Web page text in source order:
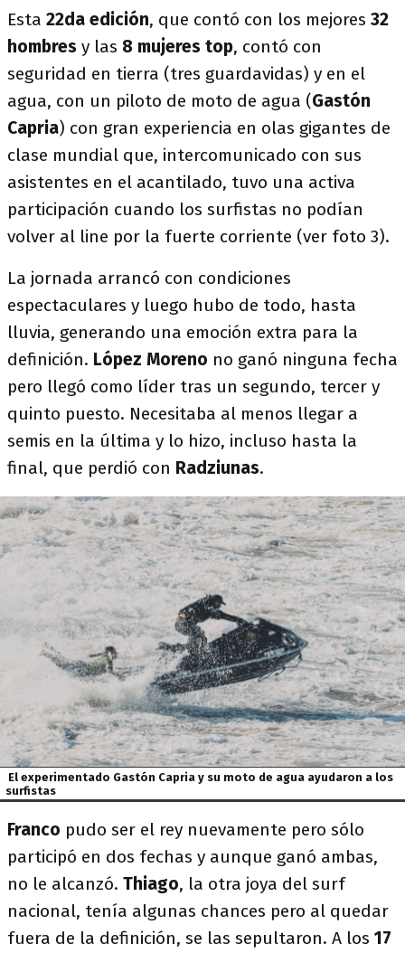
Esta 22da edición, que contó con los mejores 32
hombres y las 8 mujeres top, contó con
seguridad en tierra (tres guardavidas) y en el
agua, con un piloto de moto de agua (Gastón
Capria) con gran experiencia en olas gigantes de
clase mundial que, intercomunicado con sus
asistentes en el acantilado, tuvo una activa
participación cuando los surfistas no podían
volver al line por la fuerte corriente (ver foto 3).
La jornada arrancó con condiciones
espectaculares y luego hubo de todo, hasta
lluvia, generando una emoción extra para la
definición. López Moreno no ganó ninguna fecha
pero llegó como líder tras un segundo, tercer y
quinto puesto. Necesitaba al menos llegar a
semis en la última y lo hizo, incluso hasta la
final, que perdió con Radziunas.
El experimentado Gastón Capria y su moto de agua ayudaron a los
surfistas
Franco pudo ser el rey nuevamente pero sólo
participó en dos fechas y aunque ganó ambas,
no le alcanzó. Thiago, la otra joya del surf
nacional, tenía algunas chances pero al quedar
fuera de la definición, se las sepultaron. A los 17